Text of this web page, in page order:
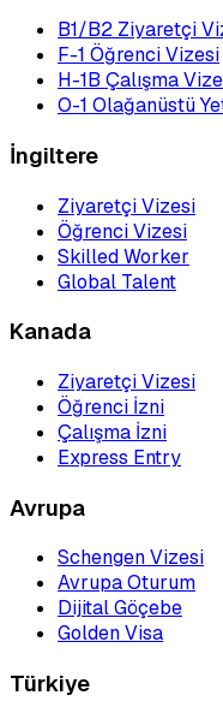
B1/B2 Ziyaretçi
F-1 Öğrenci Vizesi
H-1B Çalışma
O-1 Olağanüstü
İngiltere
Ziyaretçi Vizesi
Öğrenci Vizesi
Skilled Worker
Global Talent
Kanada
Ziyaretçi Vizesi
Öğrenci İzni
Çalışma İzni
Express Entry
Avrupa
Schengen Vizesi
Avrupa Oturum
Dijital Göçebe
Golden Visa
Türkiye